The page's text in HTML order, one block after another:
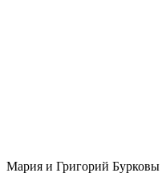
Мария и Григорий Бурковы